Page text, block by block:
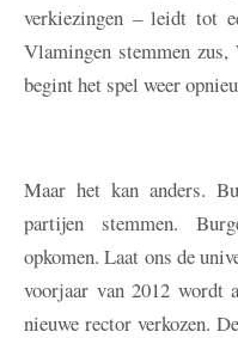
verkiezingen – leidt tot
Vlamingen stemmen zus,
begint het spel weer
Maar het kan anders.
partijen stemmen.
opkomen. Laat ons de
voorjaar van 2012 wordt
nieuwe rector verkozen.